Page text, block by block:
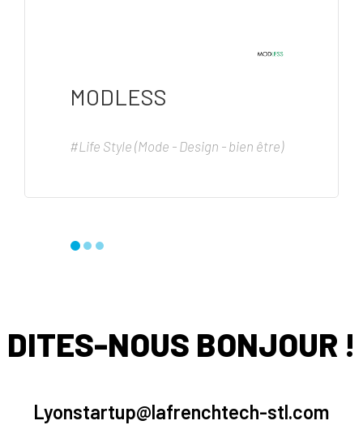
MODLESS
#Life Style (Mode - Design - bien être)
DITES-NOUS BONJOUR !
Lyonstartup@lafrenchtech-stl.com